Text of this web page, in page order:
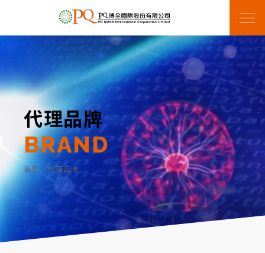
代理品牌
BRAND
首頁 > 代理品牌